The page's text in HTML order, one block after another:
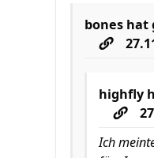
bones hat
highfly
Ich